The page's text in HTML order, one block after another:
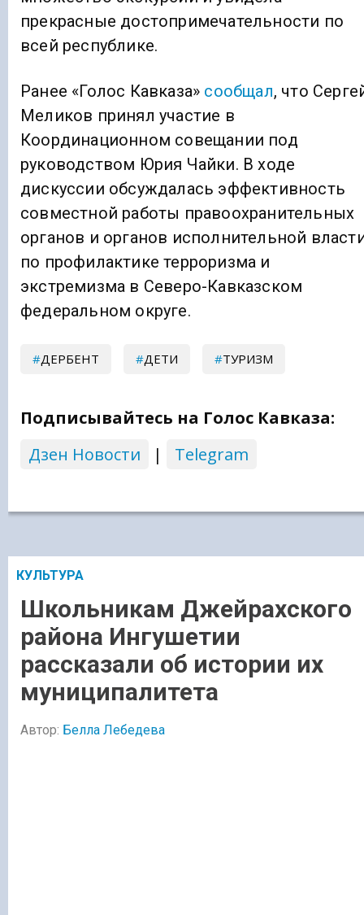
прекрасные достопримечательности по
всей республике.
Ранее «Голос Кавказа» сообщал, что
Меликов принял участие в
Координационном совещании под
руководством Юрия Чайки. В ходе
дискуссии обсуждалась эффективность
совместной работы правоохранительных
органов и органов исполнительной
по профилактике терроризма и
экстремизма в Северо-Кавказском
федеральном округе.
ДЕРБЕНТ ДЕТИ ТУРИЗМ
Подписывайтесь на Голос Кавказа:
Дзен Новости
| Telegram
КУЛЬТУРА
Школьникам Джейрахского
района Ингушетии
рассказали об истории их
муниципалитета
Автор: Белла Лебедева